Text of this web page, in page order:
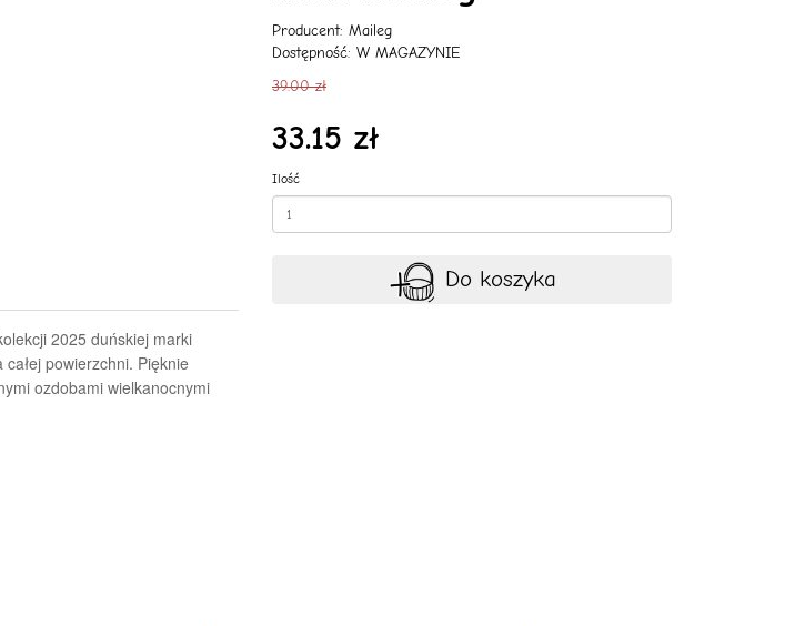
2025 duńskiej marki
powierzchni. Pięknie
ozdobami wielkanocnymi
Producent: Maileg
Dostępność: W MAGAZYNIE
39.00 zł
33.15 zł
Ilość
Do koszyka